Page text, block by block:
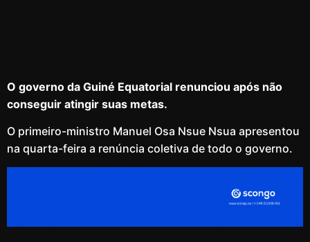
O governo da Guiné Equatorial renunciou após não
conseguir atingir suas metas.
O primeiro-ministro Manuel Osa Nsue Nsua apresentou
na quarta-feira a renúncia coletiva de todo o governo.